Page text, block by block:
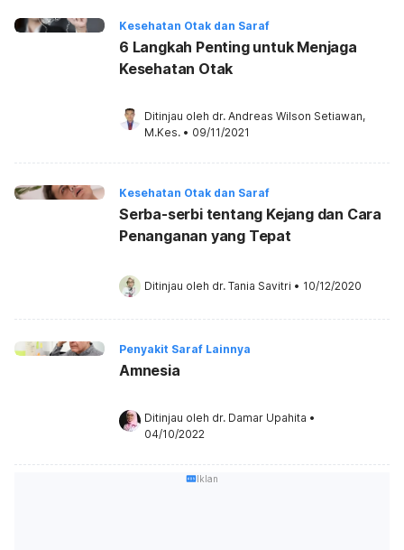
Kesehatan Otak dan Saraf
6 Langkah Penting untuk Menjaga
Kesehatan Otak
Ditinjau oleh dr. Andreas Wilson Setiawan,
M.Kes. • 09/11/2021
Kesehatan Otak dan Saraf
Serba-serbi tentang Kejang dan Cara
Penanganan yang Tepat
Ditinjau oleh dr. Tania Savitri • 10/12/2020
Penyakit Saraf Lainnya
Amnesia
Ditinjau oleh dr. Damar Upahita •
04/10/2022
Iklan